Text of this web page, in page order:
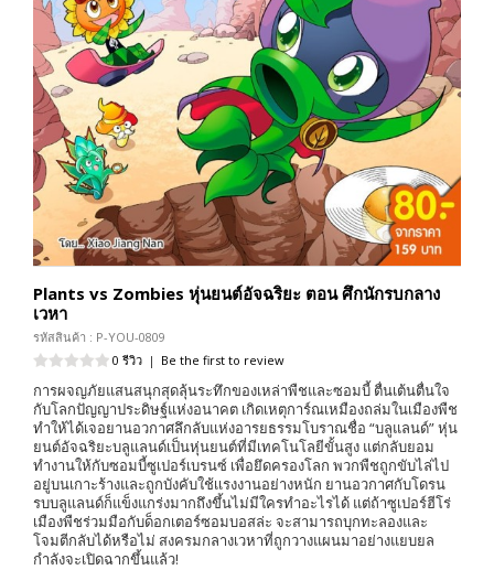
Plants vs Zombies หุ่นยนต์อัจฉริยะ ตอน ศึกนักรบกลาง
เวหา
รหัสสินค้า : P-YOU-0809
0 รีวิว | Be the first to review
การผจญภัยแสนสนุกสุดลุ้นระทึกของเหล่าพืชและซอมบี้ ตื่นเต้นตื่นใจ
กับโลกปัญญาประดิษฐ์แห่งอนาคต เกิดเหตุการ์ณเหมืองถล่มในเมืองพืช
ทำให้ได้เจอยานอวกาศลึกลับแห่งอารยธรรมโบราณชื่อ “บลูแลนด์” หุ่น
ยนต์อัจฉริยะบลูแลนด์เป็นหุ่นยนต์ที่มีเทคโนโลยีขั้นสูง แต่กลับยอม
ทำงานให้กับซอมบี้ซูเปอร์เบรนซ์ เพื่อยึดครองโลก พวกพืชถูกขับไล่ไป
อยู่บนเกาะร้างและถูกบังคับใช้เเรงงานอย่างหนัก ยานอวกาศกับโดรน
รบบลูแลนด์ก็แข็งแกร่งมากถึงขึ้นไม่มีใครทำอะไรได้ แต่ถ้าซูเปอร์ฮีโร่
เมืองพืชร่วมมือกับด็อกเตอร์ซอมบอสล่ะ จะสามารถบุกทะลองและ
โจมตีกลับได้หรือไม่ สงครมกลางเวหาที่ถูกวางแผนมาอย่างแยบยล
กำลังจะเปิดฉากขึ้นแล้ว!